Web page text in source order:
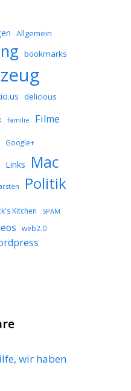
Allgemein
bookmarks
delicious
familie Filme
Google+
Links Mac
Politik
Kitchen SPAM
web2.0
wir haben